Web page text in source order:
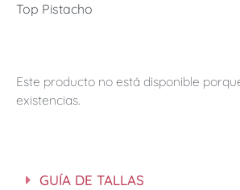
Top Pistacho
Este producto no está disponible
existencias.
GUÍA DE TALLAS